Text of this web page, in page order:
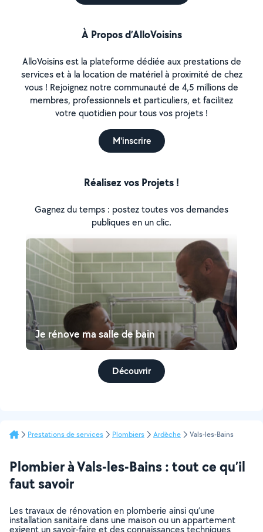
À Propos d’AlloVoisins
AlloVoisins est la plateforme dédiée aux prestations de
services et à la location de matériel à proximité de chez
vous ! Rejoignez notre communauté de 4,5 millions de
membres, professionnels et particuliers, et facilitez
votre quotidien pour tous vos projets !
M'inscrire
Réalisez vos Projets !
Gagnez du temps : postez toutes vos demandes
publiques en un clic.
Je rénove ma salle de bain
Découvrir
Prestations de services Plombiers Ardèche Vals-les-Bains
Plombier à Vals-les-Bains : tout ce qu’il
faut savoir
Les travaux de rénovation en plomberie ainsi qu’une
installation sanitaire dans une maison ou un appartement
exigent un savoir-faire et des connaissances techniques